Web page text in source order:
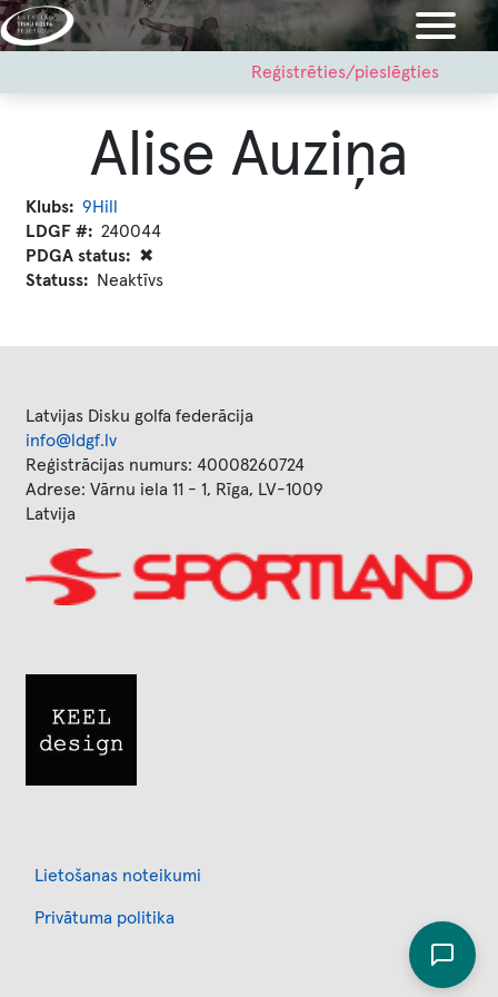
Pārlekt
uz
menu
Reģistrēties/pieslēgties
Alise Auziņa
Klubs
9Hill
LDGF #
240044
PDGA status
✖
Statuss
Neaktīvs
Latvijas Disku golfa federācija
info@ldgf.lv
Reģistrācijas numurs: 40008260724
Adrese: Vārnu iela 11 - 1, Rīga, LV-1009
Latvija
Image
Lietošanas noteikumi
Privātuma politika